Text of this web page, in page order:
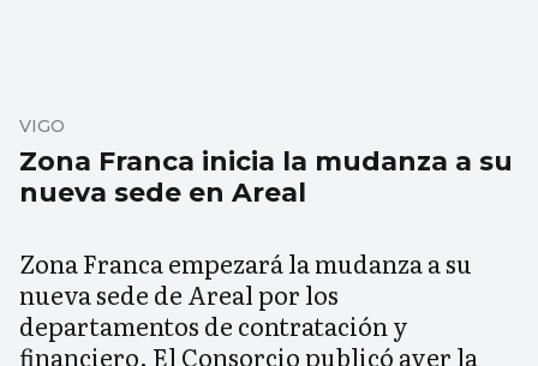
Zona Franca inicia la mudanza a su
nueva sede en Areal
VIGO
Zona Franca empezará la mudanza a su
nueva sede de Areal por los
departamentos de contratación y
financiero. El Consorcio publicó ayer la